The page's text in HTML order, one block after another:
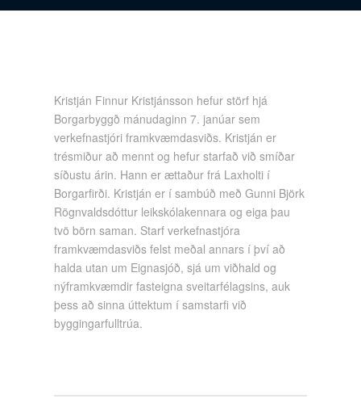
Kristján Finnur Kristjánsson hefur störf hjá
Borgarbyggð mánudaginn 7. janúar sem
verkefnastjóri framkvæmdasviðs. Kristján er
trésmiður að mennt og hefur starfað við smíðar
síðustu árin. Hann er ættaður frá Laxholti í
Borgarfirði. Kristján er í sambúð með Gunni Björk
Rögnvaldsdóttur leikskólakennara og eiga þau
tvö börn saman. Starf verkefnastjóra
framkvæmdasviðs felst meðal annars í því að
halda utan um Eignasjóð, sjá um viðhald og
nýframkvæmdir fasteigna sveitarfélagsins, auk
þess að sinna úttektum í samstarfi við
byggingarfulltrúa.